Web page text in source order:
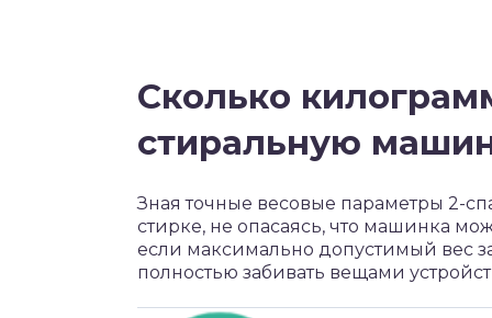
Сколько
стиральную
Зная точные весовые параметры 2-
стирке, не опасаясь, что машинка
если максимально допустимый вес
полностью забивать вещами